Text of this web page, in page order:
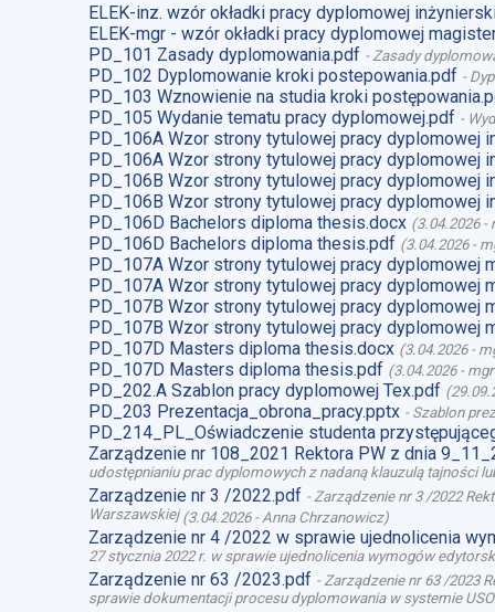
ELEK-inz. wzór okładki pracy dyplomowej
ELEK-mgr - wzór okładki pracy dyplomowej
PD_101 Zasady dyplomowania.pdf - Zasady
PD_102 Dyplomowanie kroki postepowania.pdf -
PD_103 Wznowienie na studia kroki
PD_105 Wydanie tematu pracy dyplomowej.pdf -
PD_106A Wzor strony tytulowej pracy dyplomowej
PD_106A Wzor strony tytulowej pracy dyplomowej
PD_106B Wzor strony tytulowej pracy dyplomowej
PD_106B Wzor strony tytulowej pracy dyplomowej
PD_106D Bachelors diploma thesis.docx (3.04.2026-
PD_106D Bachelors diploma thesis.pdf (3.04.2026-
PD_107A Wzor strony tytulowej pracy dyplomowej
PD_107A Wzor strony tytulowej pracy dyplomowej
PD_107B Wzor strony tytulowej pracy dyplomowej
PD_107B Wzor strony tytulowej pracy dyplomowej
PD_107D Masters diploma thesis.docx (3.04.2026-
PD_107D Masters diploma thesis.pdf (3.04.2026-
PD_202.A Szablon pracy dyplomowej Tex.pdf (
PD_203 Prezentacja_obrona_pracy.pptx - Szablon
PD_214_PL_Oświadczenie studenta
Zarządzenie nr 108_2021 Rektora PW z dnia
udostępnianiu prac dyplomowych z nadaną klauzulą tajności
Zarządzenie nr 3 /2022.pdf - Zarządzenie nr 3 /2022
Warszawskiej(3.04.2026- Anna Chrzanowicz)
Zarządzenie nr 4 /2022 w sprawie ujednolicenia
27 stycznia 2022 r. w sprawie ujednolicenia wymogów
Zarządzenie nr 63 /2023.pdf - Zarządzenie nr 63 /2023
sprawie dokumentacji procesu dyplomowania w systemie